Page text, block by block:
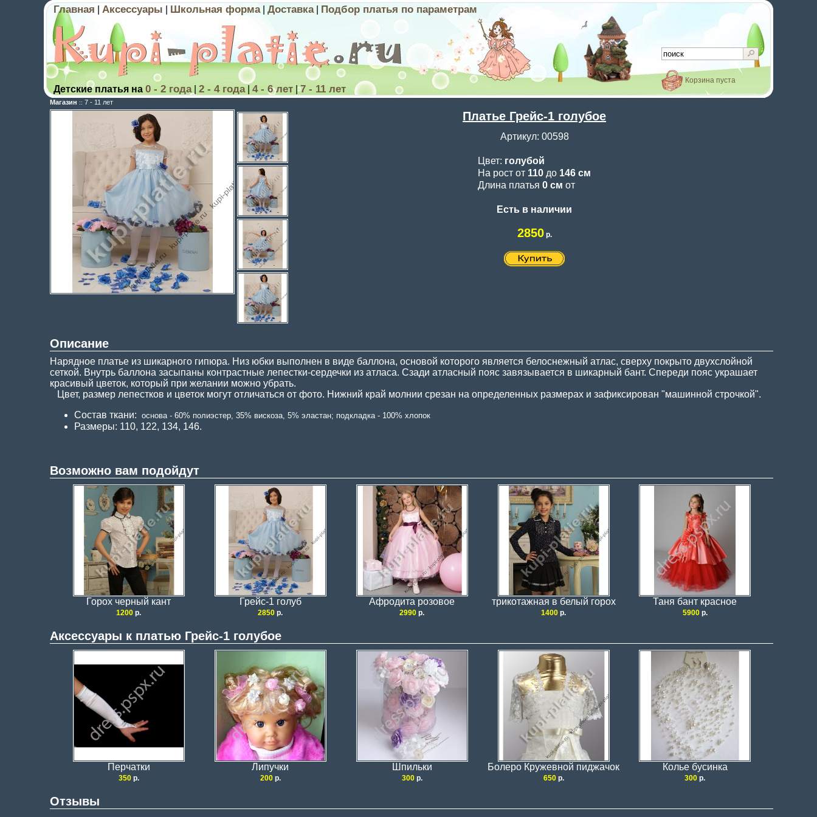
Главная Аксессуары Школьная форма| Доставка| Подбор платья по параметрам
Детские платья на 0 - 2 года| 2 - 4 года| 4 - 6 лет |7 - 11 лет
Корзина пуста
Магазин :: 7 - 11 лет
Платье Грейс-1 голубое
Артикул: 00598
Цвет: голубой
На рост от 110 до 146 см
Длина платья 0 см от
Есть в наличии
2850р.
Описание
Нарядное платье из шикарного гипюра. Низ юбки выполнен в виде баллона, основой которого является белоснежный атлас, сверху покрыто двухслойной
сеткой. Внутрь баллона засыпаны контрастные лепестки-сердечки из атласа. Сзади атласный пояс завязывается в шикарный бант. Спереди пояс украшает
красивый цветок, который при желании можно убрать.
Цвет, размер лепестков и цветок могут отличаться от фото. Нижний край молнии срезан на определенных размерах и зафиксирован "машинной строчкой".
Состав ткани: основа - 60% полиэстер, 35% вискоза, 5% эластан; подкладка - 100% хлопок
Размеры: 110, 122, 134, 146.
Возможно вам подойдут
Горох черный кант Грейс-1 голуб Афродита розовое трикотажная в белый горох Таня бант красное
1200 р. 2850 р. 2990 р. 1400 р. 5900р.
Аксессуары к платью Грейс-1 голубое
Перчатки Липучки Шпильки Болеро Кружевной пиджачок Колье бусинка
350р. 200р. 300р. 650р. 300 р.
Отзывы